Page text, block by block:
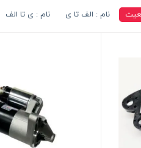
نام : الف تا ی نام : ی تا الف